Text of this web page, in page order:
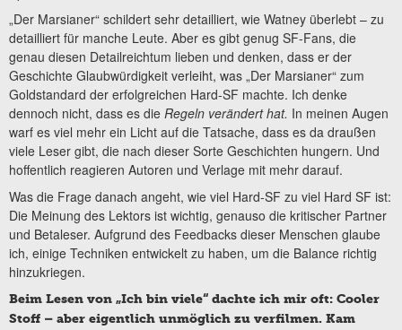
„Der Marsianer“ schildert sehr detailliert, wie Watney überlebt – zu
detailliert für manche Leute. Aber es gibt genug SF-Fans, die
genau diesen Detailreichtum lieben und denken, dass er der
Geschichte Glaubwürdigkeit verleiht, was „Der Marsianer“ zum
Goldstandard der erfolgreichen Hard-SF machte. Ich denke
dennoch nicht, dass es die Regeln verändert hat. In meinen Augen
warf es viel mehr ein Licht auf die Tatsache, dass es da draußen
viele Leser gibt, die nach dieser Sorte Geschichten hungern. Und
hoffentlich reagieren Autoren und Verlage mit mehr darauf.
Was die Frage danach angeht, wie viel Hard-SF zu viel Hard SF ist:
Die Meinung des Lektors ist wichtig, genauso die kritischer Partner
und Betaleser. Aufgrund des Feedbacks dieser Menschen glaube
ich, einige Techniken entwickelt zu haben, um die Balance richtig
hinzukriegen.
Beim Lesen von „Ich bin viele“ dachte ich mir oft: Cooler
Stoff – aber eigentlich unmöglich zu verfilmen. Kam